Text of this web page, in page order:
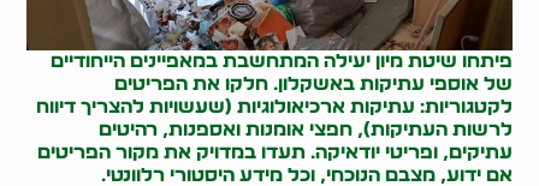
פיתחו שיטת מיון יעילה המתחשבת במאפיינים הייחודיים
של אוספי עתיקות באשקלון. חלקו את הפריטים
לקטגוריות: עתיקות ארכיאולוגיות (שעשויות להצריך דיווח
לרשות העתיקות), חפצי אומנות ואספנות, רהיטים
עתיקים, ופריטי יודאיקה. תעדו במדויק את מקור הפריטים
אם ידוע, מצבם הנוכחי, וכל מידע היסטורי רלוונטי.